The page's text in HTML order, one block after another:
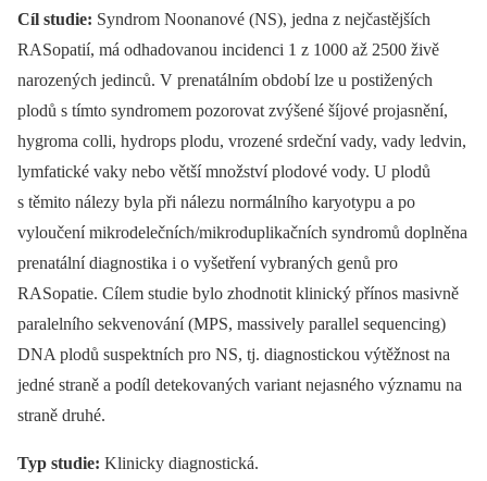
Cíl studie: Syndrom Noonanové (NS), jedna z nejčastějších
RASopatií, má odhadovanou incidenci 1 z 1000 až 2500 živě
narozených jedinců. V prenatálním období lze u postižených
plodů s tímto syndromem pozorovat zvýšené šíjové projasnění,
hygroma colli, hydrops plodu, vrozené srdeční vady, vady ledvin,
lymfatické vaky nebo větší množství plodové vody. U plodů
s těmito nálezy byla při nálezu normálního karyotypu a po
vyloučení mikrodelečních/mikroduplikačních syndromů doplněna
prenatální diagnostika i o vyšetření vybraných genů pro
RASopatie. Cílem studie bylo zhodnotit klinický přínos masivně
paralelního sekvenování (MPS, massively parallel sequencing)
DNA plodů suspektních pro NS, tj. diagnostickou výtěžnost na
jedné straně a podíl detekovaných variant nejasného významu na
straně druhé.
Typ studie: Klinicky diagnostická.